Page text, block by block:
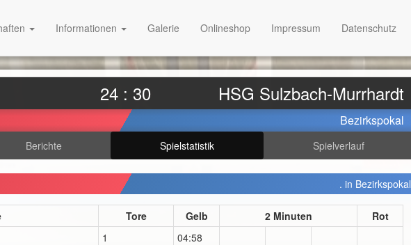
24 : 30 HSG Sulzbach-Murrhardt
Bezirkspokal
Berichte Spielstatistik Spielverlauf
. in Bezirkspokal
Tore Gelb 2 Minuten
Rot
1
04:58
Informationen Galerie Onlineshop Impressum Datenschutz